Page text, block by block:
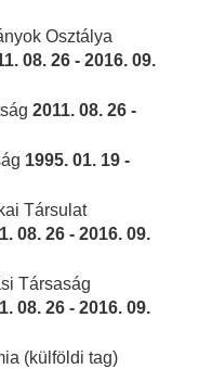
Osztálya
08. 26 - 2016. 09.
2011. 08. 26 -
1995. 01. 19 -
Társulat
08. 26 - 2016. 09.
Társaság
08. 26 - 2016. 09.
(külföldi tag)